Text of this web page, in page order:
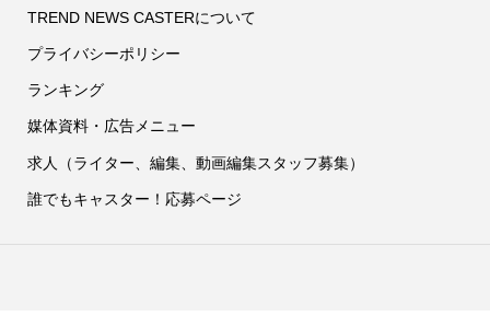
TREND NEWS CASTERについて
プライバシーポリシー
ランキング
媒体資料・広告メニュー
求人（ライター、編集、動画編集スタッフ募集）
誰でもキャスター！応募ページ